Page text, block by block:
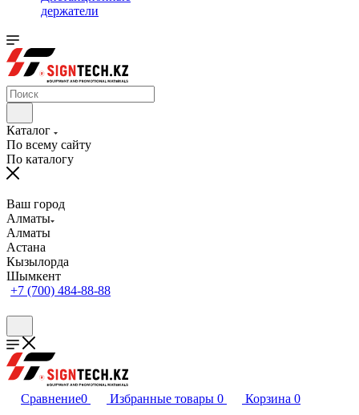
держатели
Каталог
По всему сайту
По каталогу
Ваш город
Алматы
Алматы
Астана
Кызылорда
Шымкент
+7 (700) 484-88-88
Сравнение0 Избранные товары 0 Корзина 0